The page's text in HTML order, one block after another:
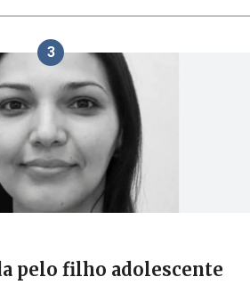
3
pelo filho adolescente